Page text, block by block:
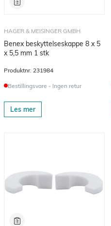
HAGER & MEISINGER GMBH
Benex beskyttelseskappe 8 x 5
x 5,5 mm 1 stk
Produktnr. 231984
Bestillingsvare - Ingen retur
Les mer